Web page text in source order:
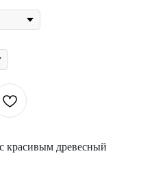
красивым древесный